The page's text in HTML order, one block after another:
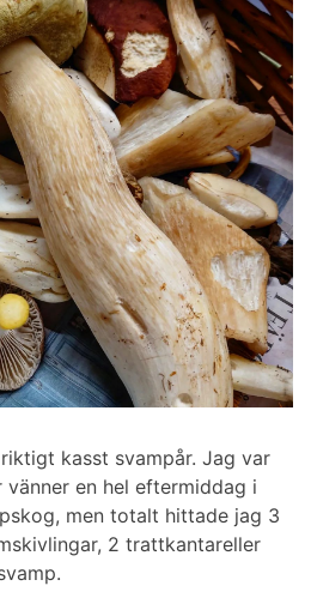
kasst svampår. Jag var
en hel eftermiddag i
men totalt hittade jag 3
2 trattkantareller